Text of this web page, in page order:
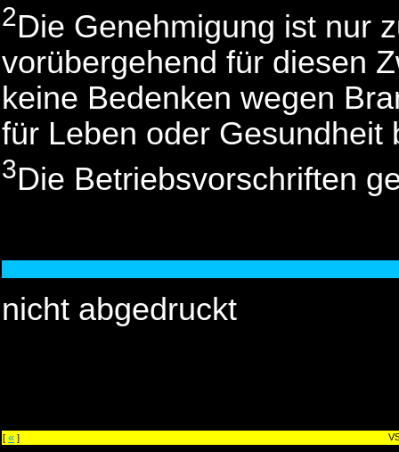
2Die Genehmigung ist nur
vorübergehend für diesen
keine Bedenken wegen
für Leben oder Gesundheit
3Die Betriebsvorschriften
nicht abgedruckt
[ « ]